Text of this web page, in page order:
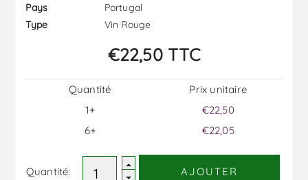
Pays
Portugal
Type
Vin Rouge
€22,50 TTC
Quantité
1+
6+
Prix ​​unitaire
€22,50
€22,05
Quantité: AJOUTER